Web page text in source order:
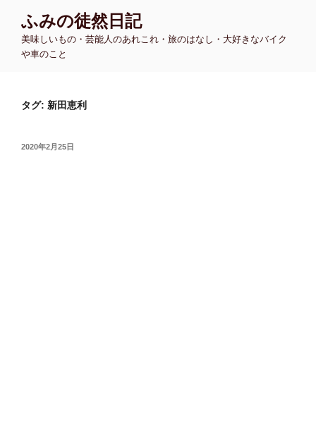
ふみの徒然日記
美味しいもの・芸能人のあれこれ・旅のはなし・大好きなバイク
や車のこと
タグ: 新田恵利
投
2020年2月25日